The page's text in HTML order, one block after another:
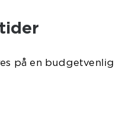
på en budgetvenlig